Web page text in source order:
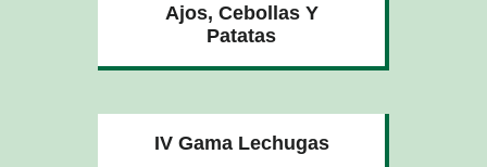
Ajos, Cebollas Y
Patatas
IV Gama Lechugas